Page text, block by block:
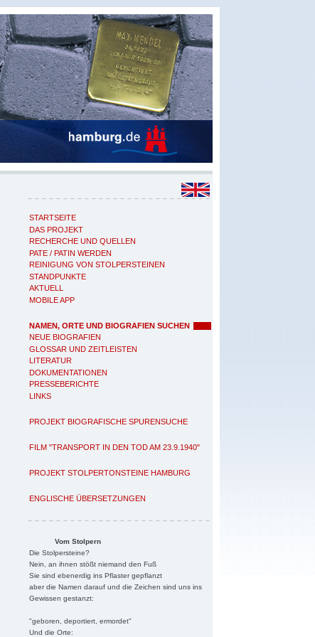
STARTSEITE
DAS PROJEKT
RECHERCHE UND QUELLEN
PATE / PATIN WERDEN
REINIGUNG VON STOLPERSTEINEN
STANDPUNKTE
AKTUELL
MOBILE APP
NAMEN, ORTE UND BIOGRAFIEN SUCHEN
NEUE BIOGRAFIEN
GLOSSAR UND ZEITLEISTEN
LITERATUR
DOKUMENTATIONEN
PRESSEBERICHTE
LINKS
PROJEKT BIOGRAFISCHE SPURENSUCHE
FILM "TRANSPORT IN DEN TOD AM 23.9.1940"
PROJEKT STOLPERTONSTEINE HAMBURG
ENGLISCHE ÜBERSETZUNGEN
Vom Stolpern
Die Stolpersteine?
Nein, an ihnen stößt niemand den Fuß
Sie sind ebenerdig ins Pflaster gepflanzt
aber die Namen darauf und die Zeichen sind uns ins
Gewissen gestanzt:
"geboren, deportiert, ermordet"
Und die Orte: